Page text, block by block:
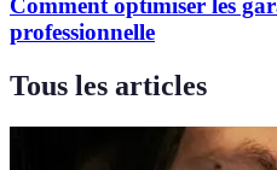
Comment optimiser les
professionnelle
Tous les articles